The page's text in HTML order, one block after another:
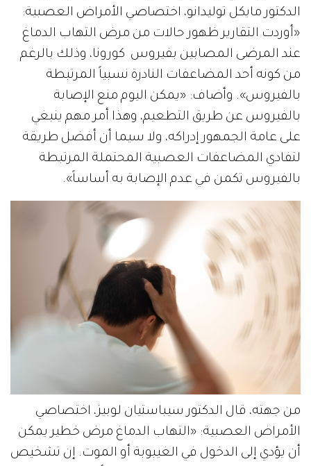
الدكتور مايكل توليدانو، اختصاصي الأمراض العصبية:
«أوردت التقارير ظهور حالات من مرض التهاب الدماغ
عند المرضى المصابين بفيروس كورونا، وذلك بالرغم
من كونه أحد المضاعفات النادرة نسبياً المرتبطة
بالفيروس». وأضاف: «يمكن اليوم منع الإصابة
بالفيروس عن طريق التطعيم، وهذا أمر مهم ينبغي
على عامة الجمهور إدراكه، ولا سيما أن أفضل طريقة
لتفادي المضاعفات العصبية المحتملة المرتبطة
بالفيروس تكمن في عدم الإصابة به أساساً».
من جهته، قال الدكتور سيباستيان لوبيز، اختصاصي
الأمراض العصبية: «التهاب الدماغ مرض خطير يمكن
أن يؤدي إلى الدخول في الغيبوبة أو الموت. إن تشخيص